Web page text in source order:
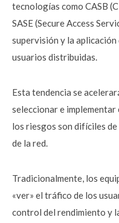
tecnologías como CASB
SASE (Secure Access
supervisión y la aplicación
usuarios distribuidas.
Esta tendencia se
seleccionar e
los riesgos son difíciles
de la red.
Tradicionalmente, los
«ver» el tráfico de los
control del rendimiento y